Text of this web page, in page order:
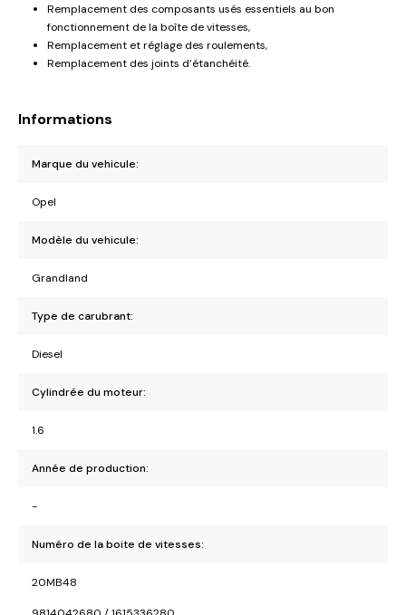
Remplacement des composants usés essentiels au bon
fonctionnement de la boîte de vitesses,
Remplacement et réglage des roulements,
Remplacement des joints d’étanchéité.
Informations
Marque du vehicule:
Opel
Modèle du vehicule:
Grandland
Type de carubrant:
Diesel
Cylindrée du moteur:
1.6
Année de production:
-
Numéro de la boite de vitesses:
20MB48